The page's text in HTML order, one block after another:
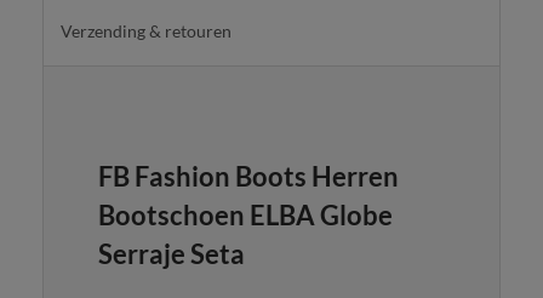
Verzending & retouren
FB Fashion Boots Herren
Bootschoen ELBA Globe
Serraje Seta